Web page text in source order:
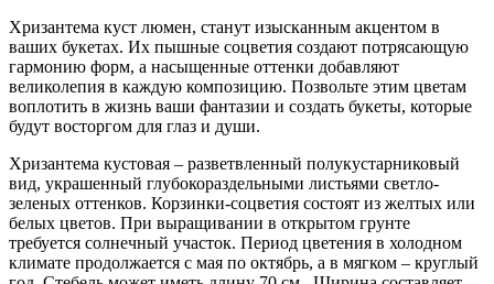
Хризантема куст люмен, станут изысканным акцентом в
ваших букетах. Их пышные соцветия создают потрясающую
гармонию форм, а насыщенные оттенки добавляют
великолепия в каждую композицию. Позвольте этим цветам
воплотить в жизнь ваши фантазии и создать букеты, которые
будут восторгом для глаз и души.
Хризантема кустовая – разветвленный полукустарниковый
вид, украшенный глубокораздельными листьями светло-
зеленых оттенков. Корзинки-соцветия состоят из желтых или
белых цветов. При выращивании в открытом грунте
требуется солнечный участок. Период цветения в холодном
климате продолжается с мая по октябрь, а в мягком – круглый